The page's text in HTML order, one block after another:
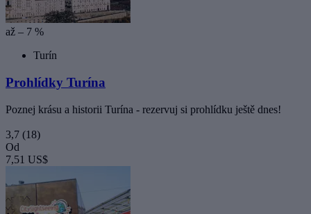
až – 7 %
Turín
Prohlídky Turína
Poznej krásu a historii Turína - rezervuj si prohlídku ještě dnes!
3,7 (18)
Od
7,51 US$